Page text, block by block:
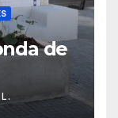
de